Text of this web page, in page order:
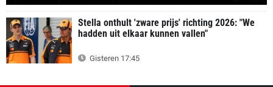
Stella onthult 'zware prijs' richting 2026: "We
hadden uit elkaar kunnen vallen"
Gisteren 17:45